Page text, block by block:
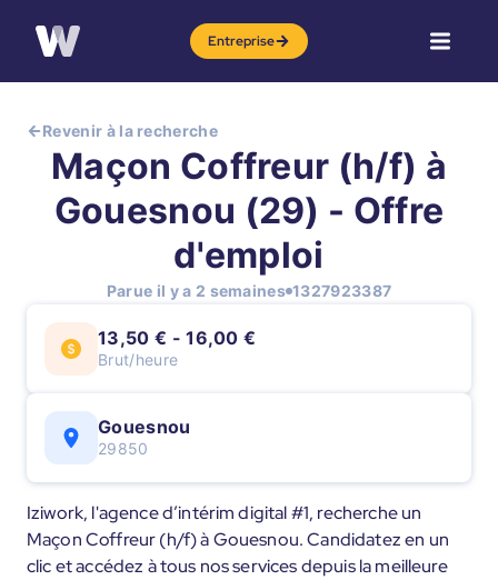
Entreprise
Revenir à la recherche
Maçon Coffreur (h/f) à
Gouesnou (29) - Offre
d'emploi
Parue il y a 2 semaines 1327923387
13,50 € - 16,00 €
Brut/heure
Gouesnou
29850
Iziwork, l'agence d’intérim digital #1, recherche un
Maçon Coffreur (h/f) à Gouesnou. Candidatez en un
clic et accédez à tous nos services depuis la meilleure